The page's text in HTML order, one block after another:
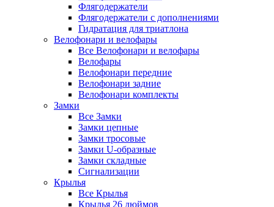
Флягодержатели
Флягодержатели с дополнениями
Гидратация для триатлона
Велофонари и велофары
Все Велофонари и велофары
Велофары
Велофонари передние
Велофонари задние
Велофонари комплекты
Замки
Все Замки
Замки цепные
Замки тросовые
Замки U-образные
Замки складные
Сигнализации
Крылья
Все Крылья
Крылья 26 дюймов